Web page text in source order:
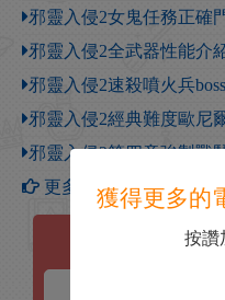
邪靈入侵2女鬼任務正確
邪靈入侵2全武器性能介
邪靈入侵2速殺噴火兵
邪靈入侵2經典難度歐尼
邪靈入侵2第四章強製戰
更多【邪靈入侵2】攻
獲得更多的
按讚